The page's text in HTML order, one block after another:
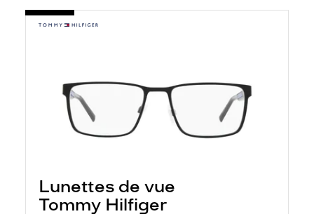
Lunettes de vue
Tommy Hilfiger